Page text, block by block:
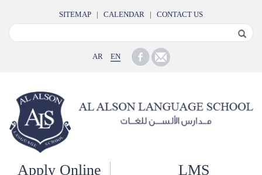
SITEMAP | CALENDAR | CONTACT US
AR EN
Apply Online LMS